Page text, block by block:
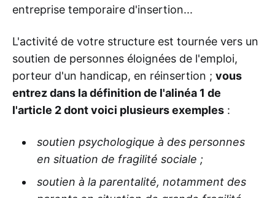
entreprise temporaire d'insertion...
L'activité de votre structure est tournée vers un
soutien de personnes éloignées de l'emploi,
porteur d'un handicap, en réinsertion ; vous
entrez dans la définition de l'alinéa 1 de
l'article 2 dont voici plusieurs exemples :
soutien psychologique à des personnes
en situation de fragilité sociale ;
soutien à la parentalité, notamment des